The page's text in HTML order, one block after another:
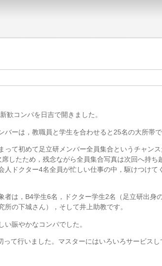
歓コンパを日吉で開きました。
バーは，教職員と学生を合わせると25名の大所帯で
って初めて足立研メンバー全員集合というチャンス
したため，残念ながら全員集合写真は次回へ持ち
人ドクター4名全員が忙しい仕事の中，駆けつけて
者は，B4学生6名，ドクター学生2名（足立研出身
所の下城さん），そして井上助教です。
い賑やかなコンパでした。
って行いました。マスターにはいろいろサービスし